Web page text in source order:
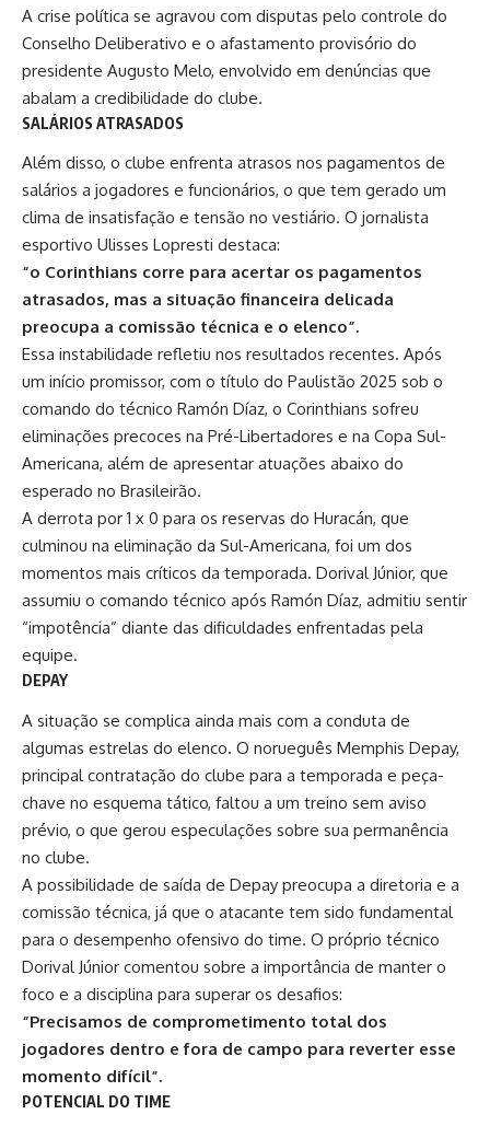
A crise política se agravou com disputas pelo controle do
Conselho Deliberativo e o afastamento provisório do
presidente Augusto Melo, envolvido em denúncias que
abalam a credibilidade do clube.
SALÁRIOS ATRASADOS
Além disso, o clube enfrenta atrasos nos pagamentos de
salários a jogadores e funcionários, o que tem gerado um
clima de insatisfação e tensão no vestiário. O jornalista
esportivo Ulisses Lopresti destaca:
“o Corinthians corre para acertar os pagamentos
atrasados, mas a situação financeira delicada
preocupa a comissão técnica e o elenco”.
Essa instabilidade refletiu nos resultados recentes. Após
um início promissor, com o título do Paulistão 2025 sob o
comando do técnico Ramón Díaz, o Corinthians sofreu
eliminações precoces na Pré-Libertadores e na Copa Sul-
Americana, além de apresentar atuações abaixo do
esperado no Brasileirão.
A derrota por 1 x 0 para os reservas do Huracán, que
culminou na eliminação da Sul-Americana, foi um dos
momentos mais críticos da temporada. Dorival Júnior, que
assumiu o comando técnico após Ramón Díaz, admitiu sentir
“impotência” diante das dificuldades enfrentadas pela
equipe.
DEPAY
A situação se complica ainda mais com a conduta de
algumas estrelas do elenco. O norueguês Memphis Depay,
principal contratação do clube para a temporada e peça-
chave no esquema tático, faltou a um treino sem aviso
prévio, o que gerou especulações sobre sua permanência
no clube.
A possibilidade de saída de Depay preocupa a diretoria e a
comissão técnica, já que o atacante tem sido fundamental
para o desempenho ofensivo do time. O próprio técnico
Dorival Júnior comentou sobre a importância de manter o
foco e a disciplina para superar os desafios:
“Precisamos de comprometimento total dos
jogadores dentro e fora de campo para reverter esse
momento difícil”.
POTENCIAL DO TIME